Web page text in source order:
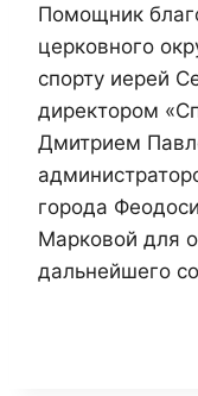
Помощник
церковного
спорту иерей
директором
Дмитрием
города
Марковой для
дальнейшего